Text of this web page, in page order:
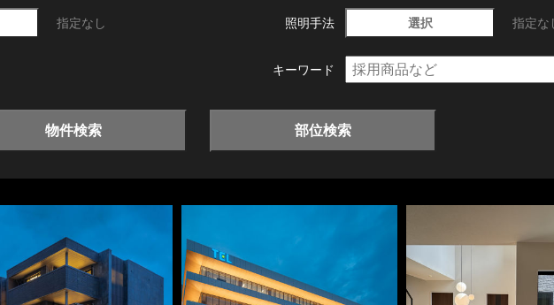
指定なし 照明手法 選択 指定な
キーワード
物件検索 部位検索